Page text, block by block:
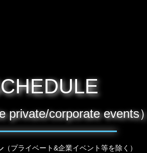
private/corporate events）
（プライベート&企業イベント等を除く）